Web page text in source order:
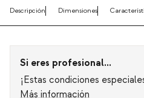
Descripción Dimensiones
Si eres profesional...
¡Estas condiciones
Más información